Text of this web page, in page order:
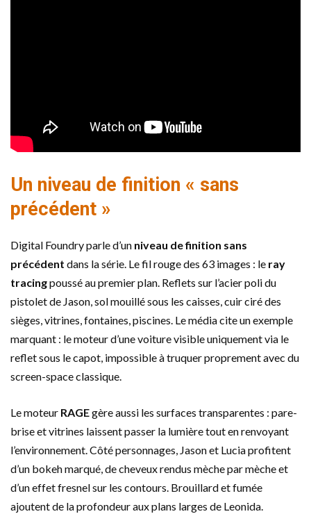
Un niveau de finition « sans
précédent »
Digital Foundry parle d’un niveau de finition sans
précédent dans la série. Le fil rouge des 63 images : le ray
tracingpoussé au premier plan. Reflets sur l’acier poli du
pistolet de Jason, sol mouillé sous les caisses, cuir ciré des
sièges, vitrines, fontaines, piscines. Le média cite un exemple
marquant : le moteur d’une voiture visible uniquement via le
reflet sous le capot, impossible à truquer proprement avec du
screen-space classique.
Le moteur RAGEgère aussi les surfaces transparentes : pare-
brise et vitrines laissent passer la lumière tout en renvoyant
l’environnement. Côté personnages, Jason et Lucia profitent
d’un bokeh marqué, de cheveux rendus mèche par mèche et
d’un effet fresnel sur les contours. Brouillard et fumée
ajoutent de la profondeur aux plans larges de Leonida.